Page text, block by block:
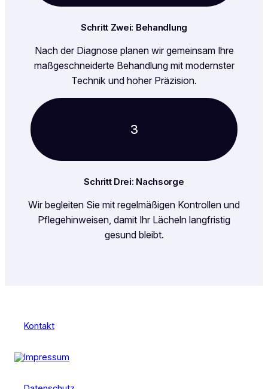
Schritt Zwei: Behandlung
Nach der Diagnose planen wir gemeinsam Ihre
maßgeschneiderte Behandlung mit modernster
Technik und hoher Präzision.
3
Schritt Drei: Nachsorge
Wir begleiten Sie mit regelmäßigen Kontrollen und
Pflegehinweisen, damit Ihr Lächeln langfristig
gesund bleibt.
Kontakt
Impressum